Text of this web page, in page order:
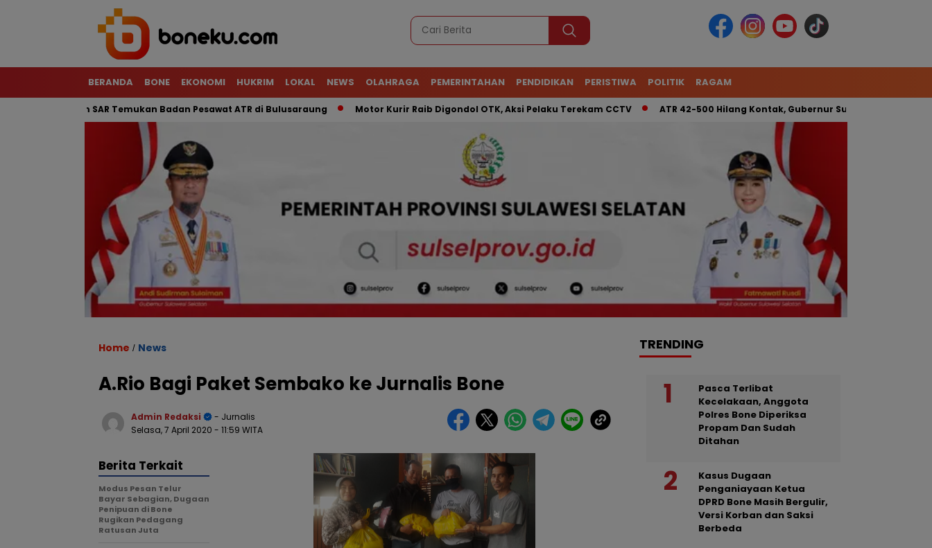
BERANDA BONE EKONOMI HUKRIM LOKAL NEWS OLAHRAGA PEMERINTAHAN PENDIDIKAN PERISTIWA POLITIK RAGAM
Terjal, Tim SAR Temukan Badan Pesawat ATR di Bulusaraung Motor Kurir Raib Digondol OTK, Aksi Pelaku Terekam CCTV ATR 42-500 Hilang Kontak, Gubernur Sulsel: Kita Kerahkan
Home / News
A.Rio Bagi Paket Sembako ke Jurnalis Bone
Admin Redaksi
- Jurnalis
Selasa, 7 April 2020 - 11:59 WITA
Berita Terkait
Modus Pesan Telur
Bayar Sebagian, Dugaan
Penipuan di Bone
Rugikan Pedagang
Ratusan Juta
TRENDING
Pasca Terlibat
Kecelakaan, Anggota
Polres Bone Diperiksa
Propam Dan Sudah
Ditahan
Kasus Dugaan
Penganiayaan Ketua
DPRD Bone Masih Bergulir,
Versi Korban dan Saksi
Berbeda